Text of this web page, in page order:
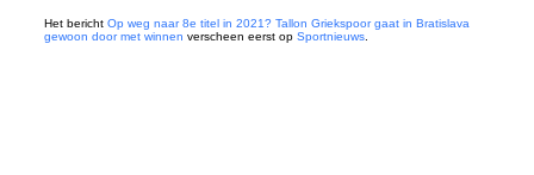
Het bericht Op weg naar 8e titel in 2021? Tallon Griekspoor gaat in Bratislava
gewoon door met winnen verscheen eerst op Sportnieuws.